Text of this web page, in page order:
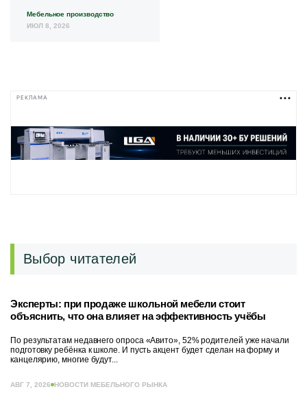
Мебельное производство
ИЮЛ 8, 2026
РЕКЛАМА
Выбор читателей
Эксперты: при продаже школьной мебели стоит
объяснить, что она влияет на эффективность учёбы
По результатам недавнего опроса «Авито», 52% родителей уже начали
подготовку ребёнка к школе. И пусть акцент будет сделан на форму и
канцелярию, многие будут...
АВГ 7, 2026 НОВОСТИ МЕБЕЛЬНОГО РЫНКА